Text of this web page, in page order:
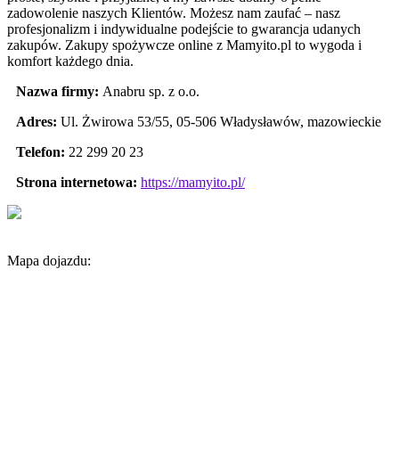
zadowolenie naszych Klientów. Możesz nam zaufać – nasz
profesjonalizm i indywidualne podejście to gwarancja udanych
zakupów. Zakupy spożywcze online z Mamyito.pl to wygoda i
komfort każdego dnia.
Nazwa firmy: Anabru sp. z o.o.
Adres: Ul. Żwirowa 53/55, 05-506 Władysławów, mazowieckie
Telefon: 22 299 20 23
Strona internetowa: https://mamyito.pl/
Mapa dojazdu: